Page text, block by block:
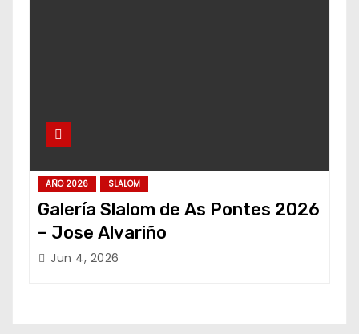
AÑO 2026 SLALOM
Galería Slalom de As Pontes 2026
– Jose Alvariño
Jun 4, 2026